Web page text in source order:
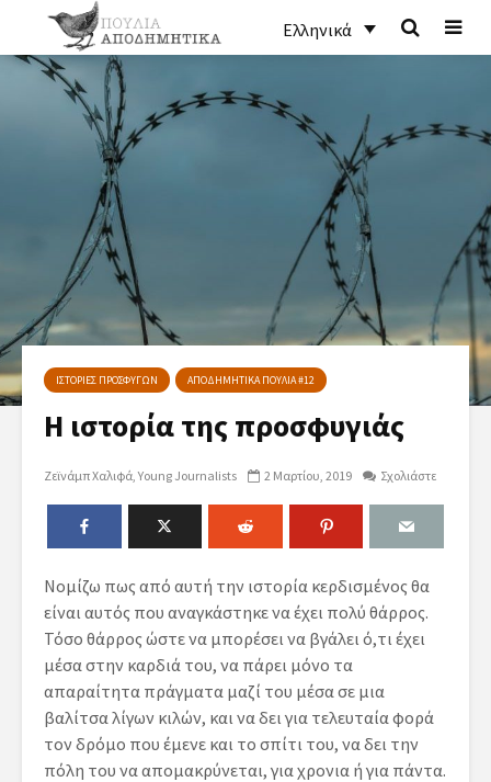
Ελληνικά
ΙΣΤΟΡΙΕΣ ΠΡΟΣΦΥΓΩΝ ΑΠΟΔΗΜΗΤΙΚΑ ΠΟΥΛΙΑ #12
Η ιστορία της προσφυγιάς
Ζεϊνάμπ Χαλιφά Young Journalists 2 Μαρτίου, 2019 Σχολιάστε
Νομίζω πως από αυτή την ιστορία κερδισμένος θα
είναι αυτός που αναγκάστηκε να έχει πολύ θάρρος.
Τόσο θάρρος ώστε να μπορέσει να βγάλει ό,τι έχει
μέσα στην καρδιά του, να πάρει μόνο τα
απαραίτητα πράγματα μαζί του μέσα σε μια
βαλίτσα λίγων κιλών, και να δει για τελευταία φορά
τον δρόμο που έμενε και το σπίτι του, να δει την
πόλη του να απομακρύνεται, για χρονια ή για πάντα.